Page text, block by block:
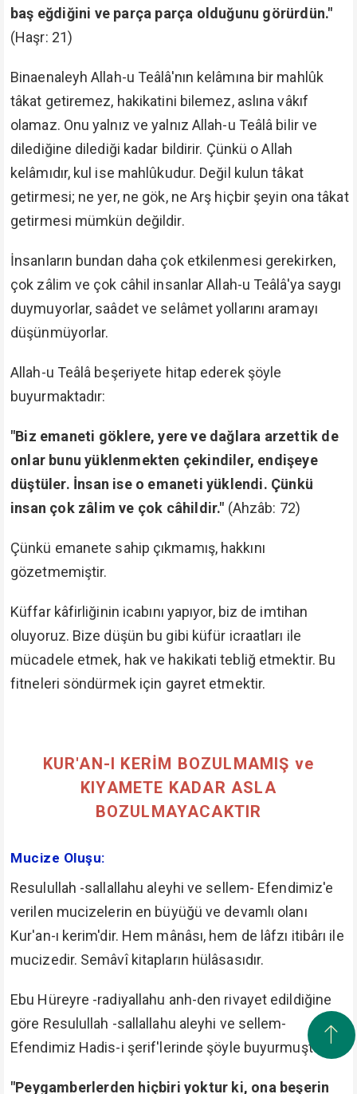
baş eğdiğini ve parça parça olduğunu görürdün."
(Haşr: 21)
Binaenaleyh Allah-u Teâlâ'nın kelâmına bir mahlûk
tâkat getiremez, hakikatini bilemez, aslına vâkıf
olamaz. Onu yalnız ve yalnız Allah-u Teâlâ bilir ve
dilediğine dilediği kadar bildirir. Çünkü o Allah
kelâmıdır, kul ise mahlûkudur. Değil kulun tâkat
getirmesi; ne yer, ne gök, ne Arş hiçbir şeyin ona tâkat
getirmesi mümkün değildir.
İnsanların bundan daha çok etkilenmesi gerekirken,
çok zâlim ve çok câhil insanlar Allah-u Teâlâ'ya saygı
duymuyorlar, saâdet ve selâmet yollarını aramayı
düşünmüyorlar.
Allah-u Teâlâ beşeriyete hitap ederek şöyle
buyurmaktadır:
"Biz emaneti göklere, yere ve dağlara arzettik de
onlar bunu yüklenmekten çekindiler, endişeye
düştüler. İnsan ise o emaneti yüklendi. Çünkü
insan çok zâlim ve çok câhildir." (Ahzâb: 72)
Çünkü emanete sahip çıkmamış, hakkını
gözetmemiştir.
Küffar kâfirliğinin icabını yapıyor, biz de imtihan
oluyoruz. Bize düşün bu gibi küfür icraatları ile
mücadele etmek, hak ve hakikati tebliğ etmektir. Bu
fitneleri söndürmek için gayret etmektir.
KUR'AN-I KERİM BOZULMAMIŞ ve
KIYAMETE KADAR ASLA
BOZULMAYACAKTIR
Mucize Oluşu:
Resulullah -sallallahu aleyhi ve sellem- Efendimiz'e
verilen mucizelerin en büyüğü ve devamlı olanı
Kur'an-ı kerim'dir. Hem mânâsı, hem de lâfzı itibârı ile
mucizedir. Semâvî kitapların hülâsasıdır.
Ebu Hüreyre -radiyallahu anh-den rivayet edildiğine
göre Resulullah -sallallahu aleyhi ve sellem-
Efendimiz Hadis-i şerif'lerinde şöyle buyurmuştur:
"Peygamberlerden hiçbiri yoktur ki, ona beşerin